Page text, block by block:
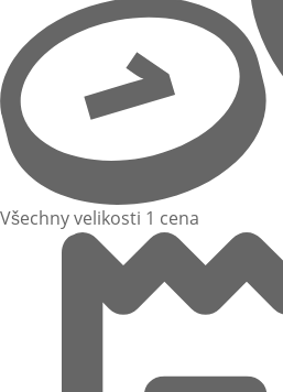
Všechny velikosti 1 cena